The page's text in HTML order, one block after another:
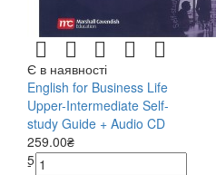
Є в наявності
English for Business Life
Upper-Intermediate Self-
study Guide + Audio CD
259.00₴
518.00₴
-